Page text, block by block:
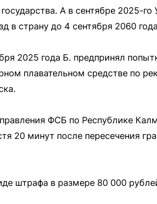
А в сентябре 2025-
в страну до 4 сентября 2060
2025 года Б. предпринял
плавательном средстве по
ФСБ по Республике
20 минут после пересечения
штрафа в размере 80 000